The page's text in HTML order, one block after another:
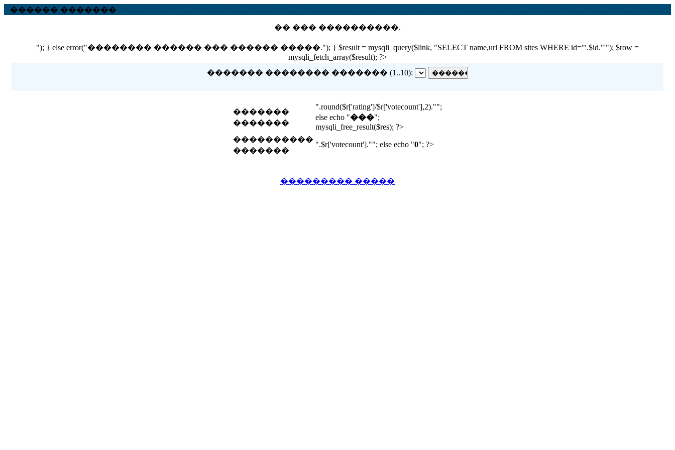
������ �������
�� ��� ����������.
"); } else error("�������� ������ ��� ������ �����."); } $result = mysqli_query($link, "SELECT name,url FROM sites WHERE id='".$id."'"); $row =
mysqli_fetch_array($result); ?>
������� �������� ������� (1..10):
�������
�������
".round($r['rating']/$r['votecount'],2)."";
else echo "���";
mysqli_free_result($res); ?>
����������
�������
".$r['votecount'].""; else echo "0"; ?>
��������� �����